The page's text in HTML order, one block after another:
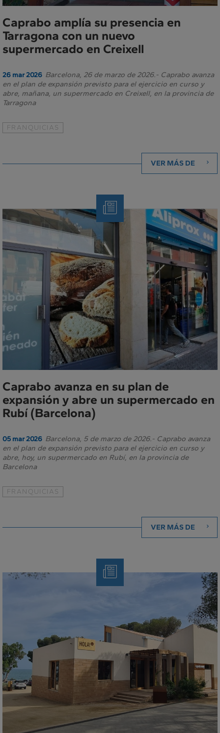
Caprabo amplía su presencia en
Tarragona con un nuevo
supermercado en Creixell
26 mar 2026 Barcelona, 26 de marzo de 2026.- Caprabo avanza
en el plan de expansión previsto para el ejercicio en curso y
abre, mañana, un supermercado en Creixell, en la provincia de
Tarragona
FRANQUICIAS
VER MÁS DE
Nota
Prensa
Caprabo avanza en su plan de
expansión y abre un supermercado en
Rubí (Barcelona)
05 mar 2026 Barcelona, 5 de marzo de 2026.- Caprabo avanza
en el plan de expansión previsto para el ejercicio en curso y
abre, hoy, un supermercado en Rubí, en la provincia de
Barcelona
FRANQUICIAS
VER MÁS DE
Nota
Prensa